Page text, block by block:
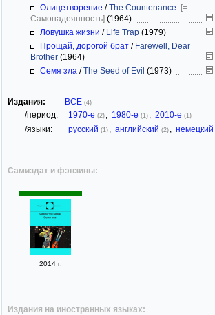
Олицетворение /The Countenance [=
Самонадеянность] (1964)
Ловушка жизни / Life Trap (1979)
Прощай, дорогой брат / Farewell, Dear
Brother (1964)
Семя зла /The Seed of Evil (1973)
Издания: ВСЕ (4)
/период: 1970-е (2) 1980-е (1) 2010-е (1)
/языки: русский (1) английский (2) немецкий
Самиздат и фэнзины:
2014 г.
Издания на иностранных языках: